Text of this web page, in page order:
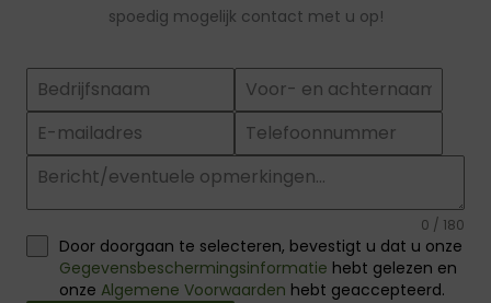
spoedig mogelijk contact met u op!
0 / 180
Door doorgaan te selecteren, bevestigt u dat u onze
Gegevensbeschermingsinformatie hebt gelezen en
onze Algemene Voorwaarden hebt geaccepteerd.